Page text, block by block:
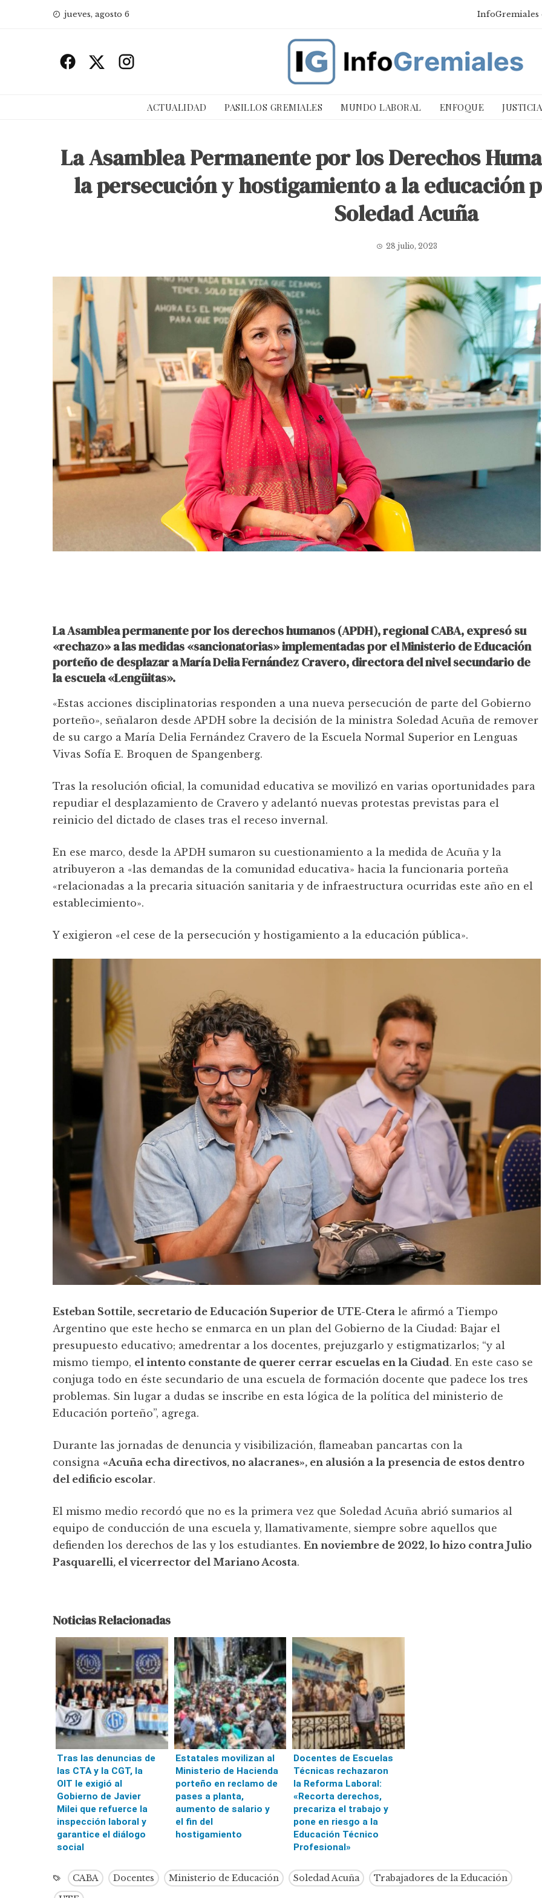
jueves, agosto 6 InfoGremiales
ACTUALIDAD PASILLOS GREMIALES MUNDO LABORAL ENFOQUE
La Asamblea Permanente por los Derechos
la persecución y hostigamiento a la educación
Soledad Acuña
28 julio, 2023
La Asamblea permanente por los derechos humanos (APDH), regional CABA, expresó su
«rechazo» a las medidas «sancionatorias» implementadas por el Ministerio de Educación
porteño de desplazar a María Delia Fernández Cravero, directora del nivel secundario de
la escuela «Lengüitas».
«Estas acciones disciplinatorias responden a una nueva persecución de parte del Gobierno
porteño», señalaron desde APDH sobre la decisión de la ministra Soledad Acuña de remover
de su cargo a María Delia Fernández Cravero de la Escuela Normal Superior en Lenguas
Vivas Sofía E. Broquen de Spangenberg.
Tras la resolución oficial, la comunidad educativa se movilizó en varias oportunidades para
repudiar el desplazamiento de Cravero y adelantó nuevas protestas previstas para el
reinicio del dictado de clases tras el receso invernal.
En ese marco, desde la APDH sumaron su cuestionamiento a la medida de Acuña y la
atribuyeron a «las demandas de la comunidad educativa» hacia la funcionaria porteña
«relacionadas a la precaria situación sanitaria y de infraestructura ocurridas este año en el
establecimiento».
Y exigieron «el cese de la persecución y hostigamiento a la educación pública».
Esteban Sottile, secretario de Educación Superior de UTE-Ctera le afirmó a Tiempo
Argentino que este hecho se enmarca en un plan del Gobierno de la Ciudad: Bajar el
presupuesto educativo; amedrentar a los docentes, prejuzgarlo y estigmatizarlos; “y al
mismo tiempo, el intento constante de querer cerrar escuelas en la Ciudad. En este caso se
conjuga todo en éste secundario de una escuela de formación docente que padece los tres
problemas. Sin lugar a dudas se inscribe en esta lógica de la política del ministerio de
Educación porteño”, agrega.
Durante las jornadas de denuncia y visibilización, flameaban pancartas con la
consigna «Acuña echa directivos, no alacranes», en alusión a la presencia de estos dentro
del edificio escolar.
El mismo medio recordó que no es la primera vez que Soledad Acuña abrió sumarios al
equipo de conducción de una escuela y, llamativamente, siempre sobre aquellos que
defienden los derechos de las y los estudiantes. En noviembre de 2022, lo hizo contra Julio
Pasquarelli, el vicerrector del Mariano Acosta.
Noticias Relacionadas
Tras las denuncias de
las CTA y la CGT, la
OIT le exigió al
Gobierno de Javier
Milei que refuerce la
inspección laboral y
garantice el diálogo
social
Estatales movilizan al
Ministerio de Hacienda
porteño en reclamo de
pases a planta,
aumento de salario y
el fin del
hostigamiento
Docentes de Escuelas
Técnicas rechazaron
la Reforma Laboral:
«Recorta derechos,
precariza el trabajo y
pone en riesgo a la
Educación Técnico
Profesional»
CABA Docentes Ministerio de Educación Soledad Acuña
Trabajadores de la Educación